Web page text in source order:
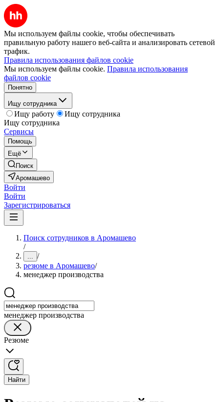
Мы используем файлы cookie, чтобы обеспечивать
правильную работу нашего веб-сайта и анализировать сетевой
трафик.
Правила использования файлов cookie
Мы используем файлы cookie. Правила использования
файлов cookie
Понятно
Ищу сотрудника
Ищу работу
Ищу сотрудника
Ищу сотрудника
Сервисы
Помощь
Ещё
Поиск
Аромашево
Войти
Войти
Зарегистрироваться
Поиск сотрудников в Аромашево
/
... /
резюме в Аромашево/
менеджер производства
менеджер производства
Резюме
Найти